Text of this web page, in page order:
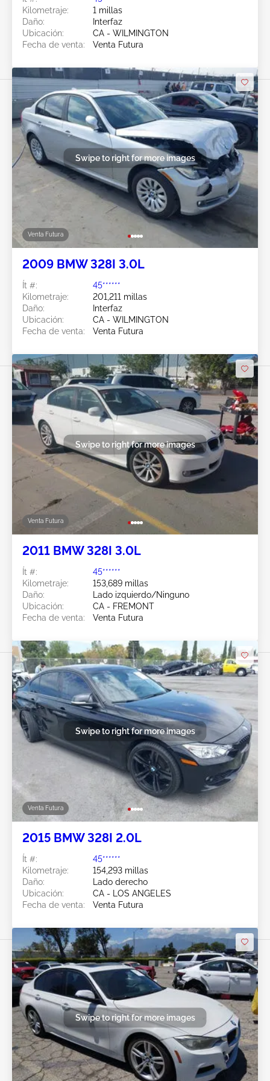
Kilometraje:
1 millas
Daño:
Interfaz
Ubicación:
CA - WILMINGTON
Fecha de venta:
Venta Futura
Venta Futura
Swipe to right for more images
2009 BMW 328I 3.0L
Ít #:
45******
Kilometraje:
201,211 millas
Daño:
Interfaz
Ubicación:
CA - WILMINGTON
Fecha de venta:
Venta Futura
Venta Futura
Swipe to right for more images
2011 BMW 328I 3.0L
Ít #:
45******
Kilometraje:
153,689 millas
Daño:
Lado izquierdo/Ninguno
Ubicación:
CA - FREMONT
Fecha de venta:
Venta Futura
Venta Futura
Swipe to right for more images
2015 BMW 328I 2.0L
Ít #:
45******
Kilometraje:
154,293 millas
Daño:
Lado derecho
Ubicación:
CA - LOS ANGELES
Fecha de venta:
Venta Futura
Swipe to right for more images